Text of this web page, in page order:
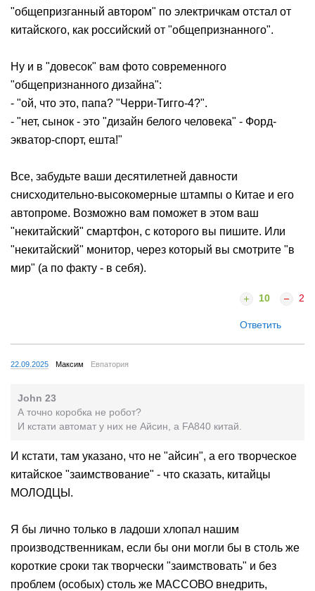
"общепризганный автором" по электричкам отстал от
китайского, как российский от "общепризнанного".
Ну и в "довесок" вам фото современного
"общепризнанного дизайна":
- "ой, что это, папа? "Черри-Тигго-4?".
- "нет, сынок - это "дизайн белого человека" - Форд-
экватор-спорт, ешта!"
Все, забудьте ваши десятилетней давности
снисходительно-высокомерные штампы о Китае и его
автопроме. Возможно вам поможет в этом ваш
"некитайский" смартфон, с которого вы пишите. Или
"некитайский" монитор, через который вы смотрите "в
мир" (а по факту - в себя).
10 2
Ответить
22.09.2025 Максим Евпатория
John 23
А точно коробка не робот?
И кстати автомат у них не Айсин, а FA840 китай.
И кстати, там указано, что не "айсин", а его творческое
китайское "заимствование" - что сказать, китайцы
МОЛОДЦЫ.
Я бы лично только в ладоши хлопал нашим
производственникам, если бы они могли бы в столь же
короткие сроки так творчески "заимствовать" и без
проблем (особых) столь же МАССОВО внедрить,